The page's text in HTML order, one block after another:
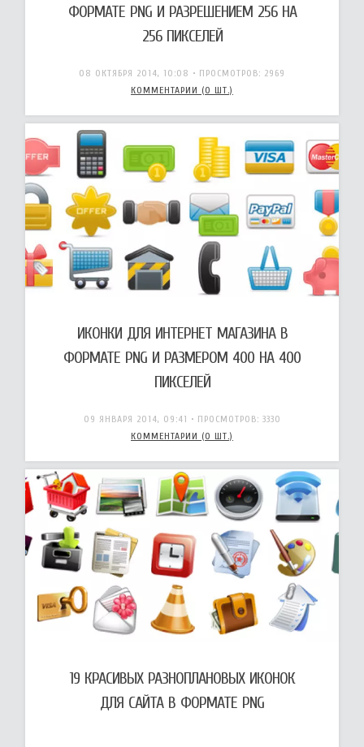
ФОРМАТЕ PNG И РАЗРЕШЕНИЕМ 256 НА
256 ПИКСЕЛЕЙ
08 ОКТЯБРЯ 2014, 10:08 • ПРОСМОТРОВ: 2969
КОММЕНТАРИИ (0 ШТ.)
ИКОНКИ ДЛЯ ИНТЕРНЕТ МАГАЗИНА В
ФОРМАТЕ PNG И РАЗМЕРОМ 400 НА 400
ПИКСЕЛЕЙ
09 ЯНВАРЯ 2014, 09:41 • ПРОСМОТРОВ: 3330
КОММЕНТАРИИ (0 ШТ.)
19 КРАСИВЫХ РАЗНОПЛАНОВЫХ ИКОНОК
ДЛЯ САЙТА В ФОРМАТЕ PNG